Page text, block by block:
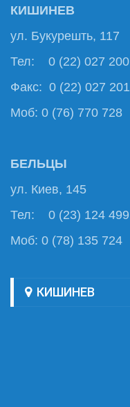
КИШИНЕВ
ул. Букурешть, 117
Тел: 0 (22) 027 200
Факс: 0 (22) 027 201
Моб: 0 (76) 770 728
БЕЛЬЦЫ
ул. Киев, 145
Тел: 0 (23) 124 499
Моб: 0 (78) 135 724
КИШИНЕВ